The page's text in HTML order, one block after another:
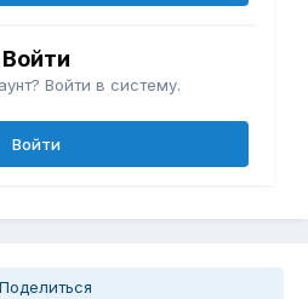
Войти
Войти в систему.
Войти
Поделиться